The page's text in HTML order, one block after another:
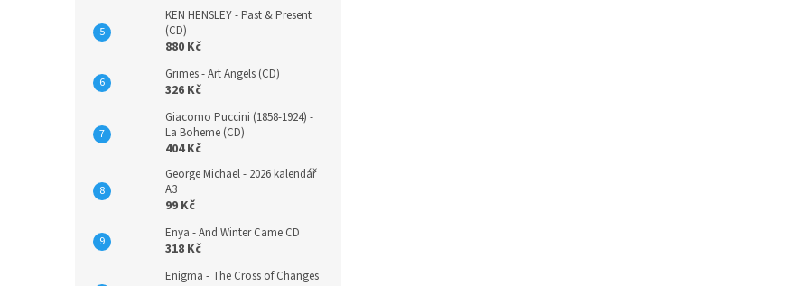
KEN HENSLEY - Past & Present
(CD)
880 Kč
Grimes - Art Angels (CD)
326 Kč
Giacomo Puccini (1858-1924) -
La Boheme (CD)
404 Kč
George Michael - 2026 kalendář
A3
99 Kč
Enya - And Winter Came CD
318 Kč
Enigma - The Cross of Changes